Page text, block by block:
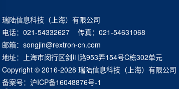
瑞陆信息科技（上海）有限公司
电话：021-54332627 传真：021-54631068
邮箱：songjin@rextron-cn.com
地址：上海市闵行区剑川路953弄154号C栋302单元
Copyright © 2016-2028 瑞陆信息科技（上海）有限公司
备案号： 沪ICP备16048876号-1